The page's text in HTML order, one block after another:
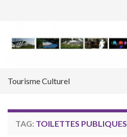
Tourisme Culturel
TAG: TOILETTES PUBLIQUES